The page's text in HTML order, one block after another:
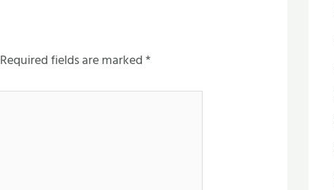
Required fields are marked*